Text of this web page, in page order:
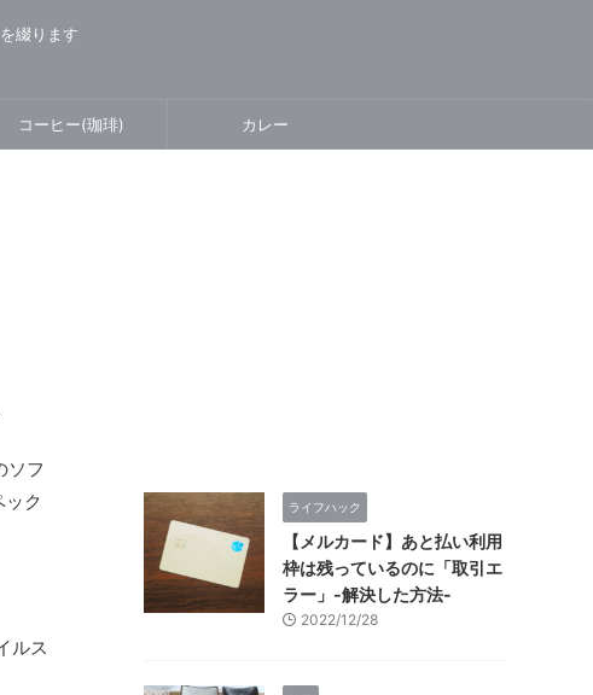
綴ります
コーヒー(珈琲) カレー
ソフ
ック
ルス
ライフハック
【メルカード】あと払い利用
枠は残っているのに「取引エ
ラー」-解決した方法-
2022/12/28